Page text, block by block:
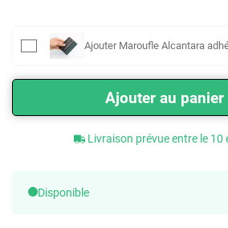
Ajouter Maroufle Alcantara
Ajouter au panier
Livraison prévue entre le 10
Disponible